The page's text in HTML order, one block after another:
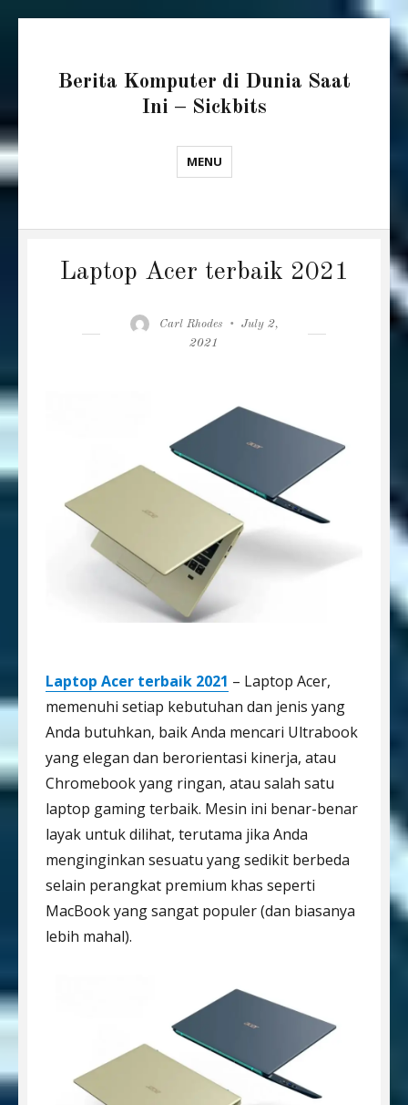
Berita Komputer di Dunia Saat
Ini – Sickbits
MENU
Laptop Acer terbaik 2021
Author
Carl Rhodes
Posted
July 2,
2021
Laptop Acer terbaik 2021 – Laptop Acer,
memenuhi setiap kebutuhan dan jenis yang
Anda butuhkan, baik Anda mencari Ultrabook
yang elegan dan berorientasi kinerja, atau
Chromebook yang ringan, atau salah satu
laptop gaming terbaik. Mesin ini benar-benar
layak untuk dilihat, terutama jika Anda
menginginkan sesuatu yang sedikit berbeda
selain perangkat premium khas seperti
MacBook yang sangat populer (dan biasanya
lebih mahal).